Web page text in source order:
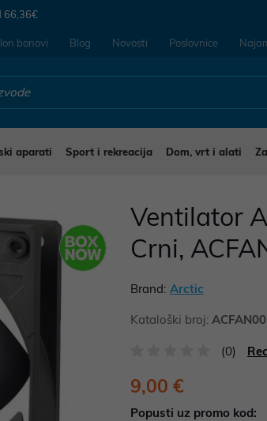
66,36€
bonovi Blog Novosti Poslovnice
aparati Sport i rekreacija Dom, vrt i alati
Ventilator
Crni,
Brand: Arctic
Kataloški broj:
(0)
9,00 €
Popusti uz promo kod: